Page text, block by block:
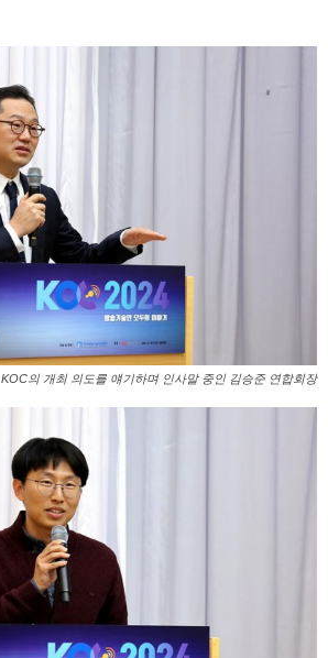
KOC의 개최 의도를 얘기하며 인사말 중인 김승준 연합회장